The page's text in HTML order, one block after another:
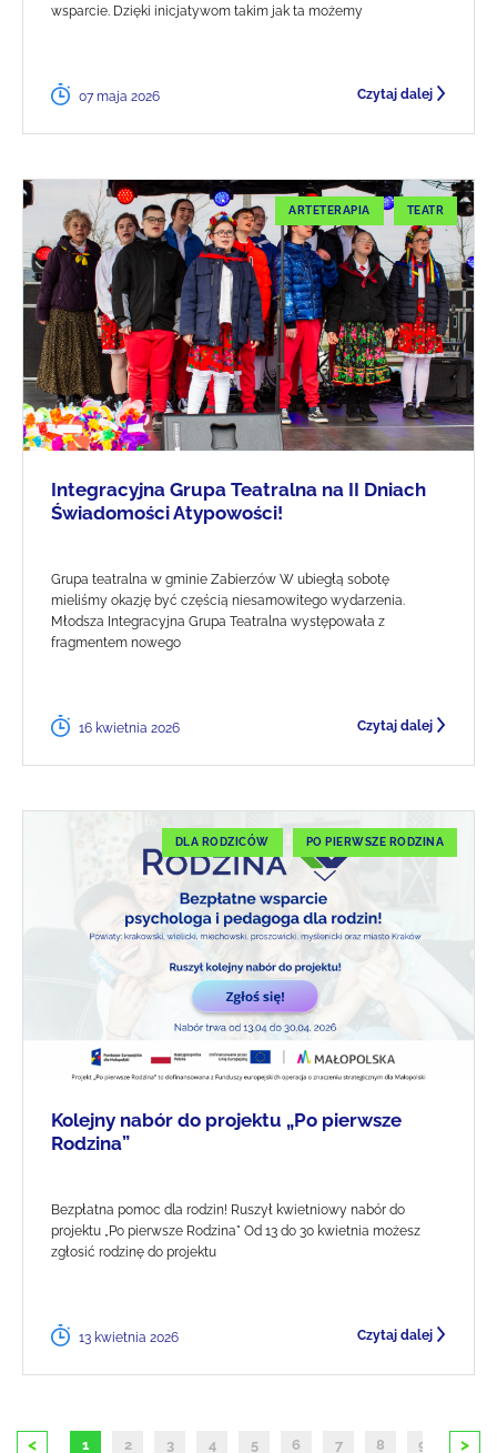
wsparcie. Dzięki inicjatywom takim jak ta możemy
07 maja 2026 Czytaj dalej
ARTETERAPIA TEATR
Integracyjna Grupa Teatralna na II Dniach
Świadomości Atypowości!
Grupa teatralna w gminie Zabierzów W ubiegłą sobotę
mieliśmy okazję być częścią niesamowitego wydarzenia.
Młodsza Integracyjna Grupa Teatralna występowała z
fragmentem nowego
16 kwietnia 2026 Czytaj dalej
DLA RODZICÓW PO PIERWSZE RODZINA
Kolejny nabór do projektu „Po pierwsze
Rodzina”
Bezpłatna pomoc dla rodzin! Ruszył kwietniowy nabór do
projektu „Po pierwsze Rodzina" Od 13 do 30 kwietnia możesz
zgłosić rodzinę do projektu
13 kwietnia 2026 Czytaj dalej
< 1 2 3 4 5 6 7 8 9 10
>